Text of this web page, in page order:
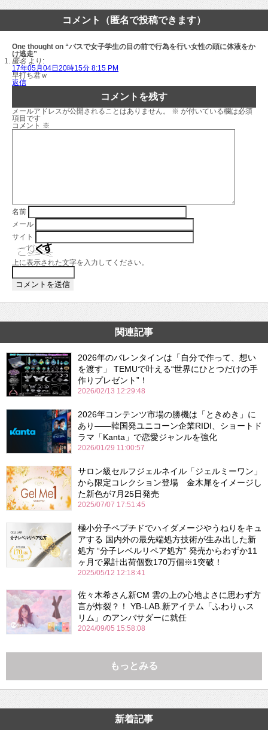
コメント（匿名で投稿できます）
One thought on “バスで女子学生の目の前で行為を行い女性の頭に体液をか
け逃走”
匿名 より:
17年05月04日20時15分 8:15 PM
早打ち君ｗ
返信
コメントを残す
メールアドレスが公開されることはありません。 ※ が付いている欄は必須
項目です
コメント ※
名前
メール
サイト
上に表示された文字を入力してください。
関連記事
2026年のバレンタインは「自分で作って、想い
を渡す」 TEMUで叶える“世界にひとつだけの手
作りプレゼント”！
2026/02/13 12:29:48
2026年コンテンツ市場の勝機は「ときめき」に
あり――韓国発ユニコーン企業RIDI、ショートド
ラマ「Kanta」で恋愛ジャンルを強化
2026/01/29 11:00:57
サロン級セルフジェルネイル「ジェルミーワン」
から限定コレクション登場 金木犀をイメージし
た新色が7月25日発売
2025/07/07 17:51:45
極小分子ペプチドでハイダメージやうねりをキュ
アする 国内外の最先端処方技術が生み出した新
処方 “分子レベルリペア処方” 発売からわずか11
ヶ月で累計出荷個数170万個※1突破！
2025/05/12 12:18:41
佐々木希さん新CM 雲の上の心地よさに思わず方
言が炸裂？！ YB-LAB.新アイテム「ふわりぃス
リム」のアンバサダーに就任
2024/09/05 15:58:08
もっとみる
新着記事